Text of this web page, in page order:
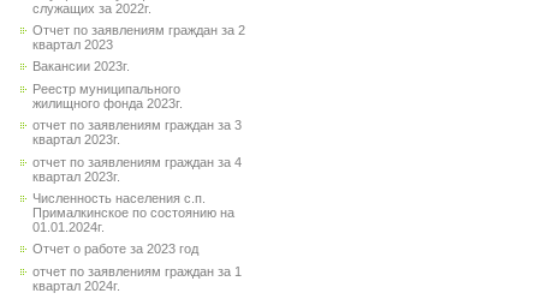
служащих за 2022г.
Отчет по заявлениям граждан за 2
квартал 2023
Вакансии 2023г.
Реестр муниципального
жилищного фонда 2023г.
отчет по заявлениям граждан за 3
квартал 2023г.
отчет по заявлениям граждан за 4
квартал 2023г.
Численность населения с.п.
Прималкинское по состоянию на
01.01.2024г.
Отчет о работе за 2023 год
отчет по заявлениям граждан за 1
квартал 2024г.